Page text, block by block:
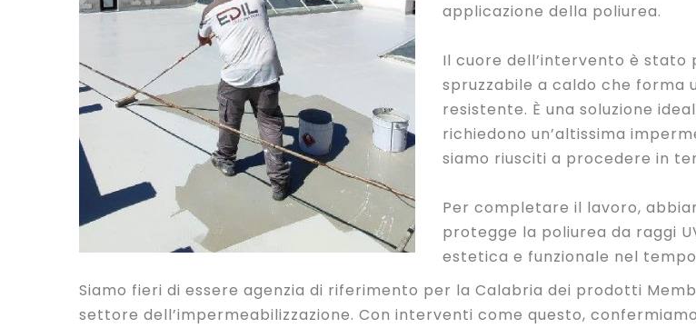
applicazione della poliurea.
Il cuore dell’intervento è stato
spruzzabile a caldo che forma
resistente. È una soluzione
richiedono un’altissima
siamo riusciti a procedere in
Per completare il lavoro,
protegge la poliurea da raggi
estetica e funzionale nel
Siamo fieri di essere agenzia di riferimento per la Calabria dei prodotti
settore dell’impermeabilizzazione. Con interventi come questo,